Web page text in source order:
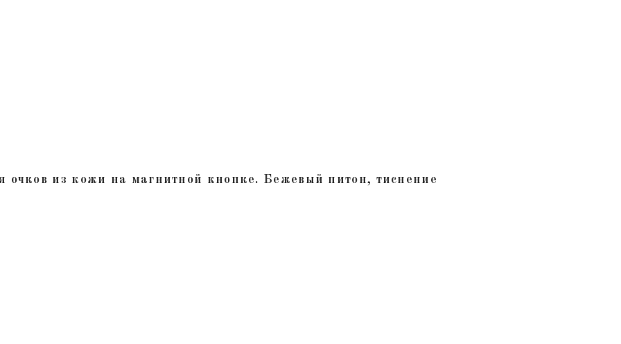
очков из кожи на магнитной кнопке. Бежевый питон, тиснение